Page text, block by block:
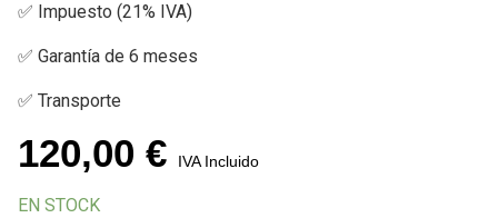
✅ Impuesto (21% IVA)
✅ Garantía de 6 meses
✅ Transporte
120,00 € IVA Incluido
EN STOCK